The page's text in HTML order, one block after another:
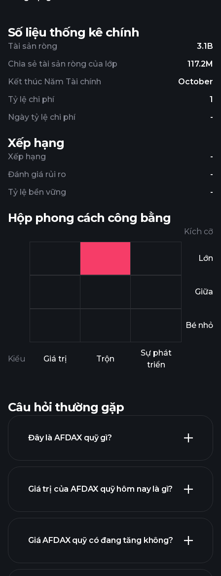
Số liệu thống kê chính
Tài sản ròng
3.1B
Chia sẻ tài sản ròng của lớp
117.2M
Kết thúc Năm Tài chính
October
Tỷ lệ chi phí
1
Ngày tỷ lệ chi phí
-
Xếp hạng
Xếp hạng
-
Đánh giá rủi ro
-
Tỷ lệ bền vững
-
Hộp phong cách công bằng
Kích cỡ
Lớn
Giữa
Bé nhỏ
Kiểu Giá trị Trộn
Sự phát
triển
Câu hỏi thường gặp
Đây là AFDAX quỹ gì?
Giá trị của AFDAX quỹ hôm nay là gì?
Giá AFDAX quỹ có đang tăng không?